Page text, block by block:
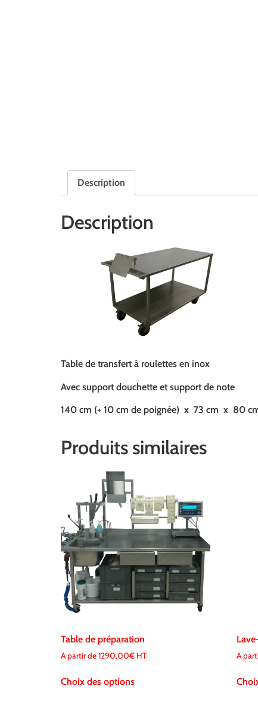
Description
Description
Table de transfert à roulettes en inox
Avec support douchette et support de note
140 cm (+ 10 cm de poignée) x 73 cm x 80
Produits similaires
Table de préparation
A partir de1290,00€ HT
Choix des options
A